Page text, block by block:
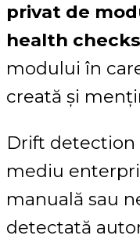
privat de
health checks
modului în
creată și
Drift detection
mediu
manuală sau
detectată